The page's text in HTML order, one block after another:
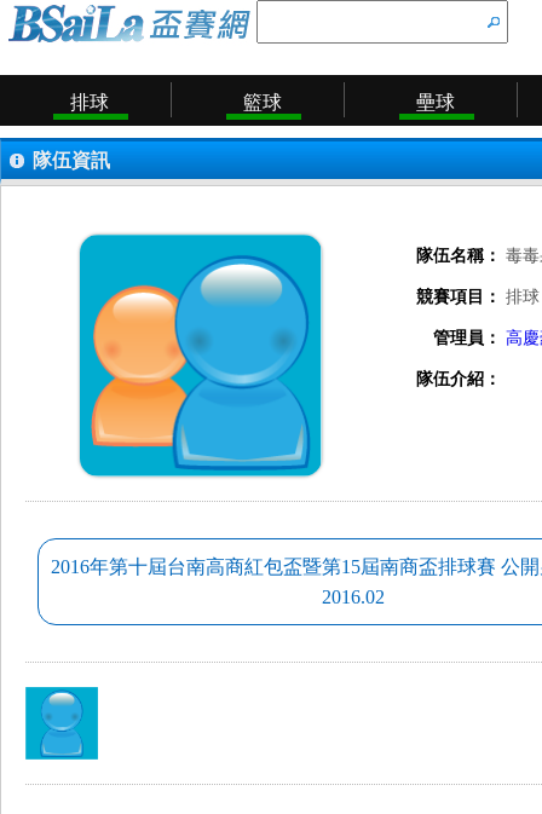
排球 籃球 壘球
隊伍資訊
隊伍名稱： 毒
競賽項目： 排球
管理員： 高
隊伍介紹：
2016年第十屆台南高商紅包盃暨第15屆南商盃排球賽 公開
2016.02